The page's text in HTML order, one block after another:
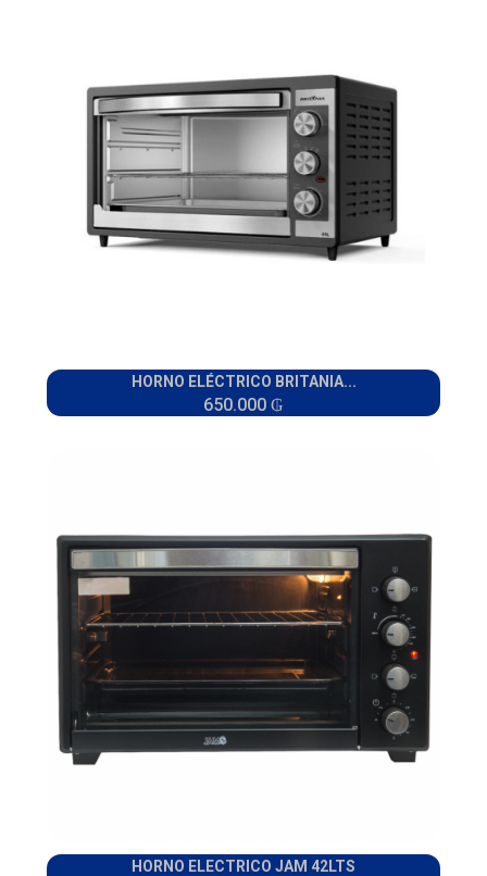
HORNO ELÉCTRICO BRITANIA...
650.000 ₲
HORNO ELECTRICO JAM 42LTS